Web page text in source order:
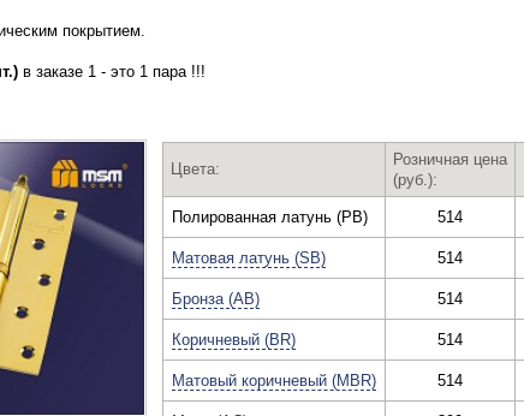
покрытием.
в заказе 1 - это 1 пара !!!
Цвета:
Розничная цена
(руб.):
Полированная латунь (PB) 514
Матовая латунь (SB) 514
Бронза (AB) 514
Коричневый (BR) 514
Матовый коричневый (MBR) 514